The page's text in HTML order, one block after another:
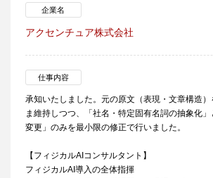
企業名
アクセンチュア株式会社
仕事内容
承知いたしました。元の原文（表現・文章構造）
ま維持しつつ、「社名・特定固有名詞の抽象化
変更」のみを最小限の修正で行いました。
【フィジカルAIコンサルタント】
フィジカルAI導入の全体指揮